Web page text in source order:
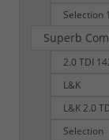
Selection
Superb
2.0 TDI
L&K
L&K 2.0
Selection